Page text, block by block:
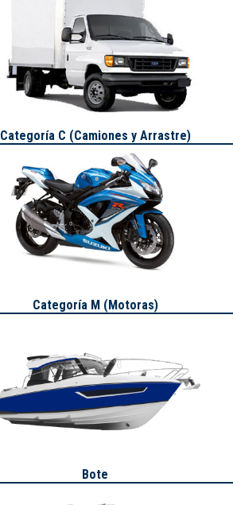
Categoría C (Camiones y Arrastre)
Categoría M (Motoras)
Bote